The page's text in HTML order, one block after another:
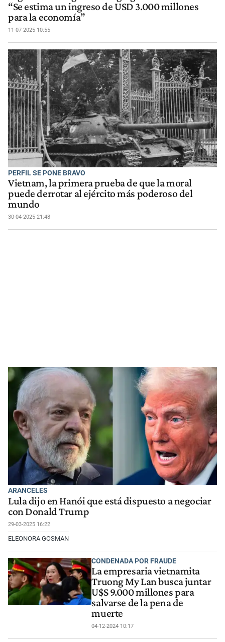
“Se estima un ingreso de USD 3.000 millones
para la economía”
11-07-2025 10:55
PERFIL SE PONE BRAVO
Vietnam, la primera prueba de que la moral
puede derrotar al ejército más poderoso del
mundo
30-04-2025 21:48
ARANCELES
Lula dijo en Hanói que está dispuesto a negociar
con Donald Trump
29-03-2025 16:22
ELEONORA GOSMAN
CONDENADA POR FRAUDE
La empresaria vietnamita
Truong My Lan busca juntar
U$S 9.000 millones para
salvarse de la pena de
muerte
04-12-2024 10:17